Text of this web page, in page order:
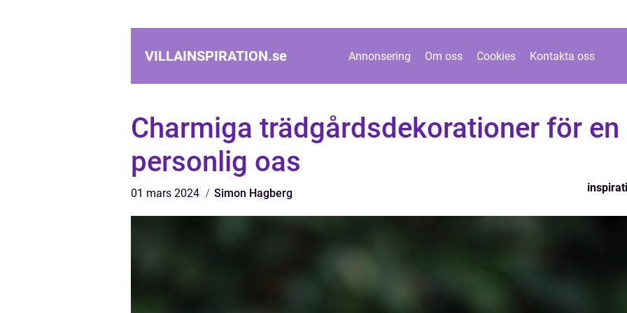
VILLAINSPIRATION.se Annonsering Om oss Cookies Kontakta oss
Charmiga trädgårdsdekorationer för en
personlig oas
01 mars 2024 Simon Hagberg